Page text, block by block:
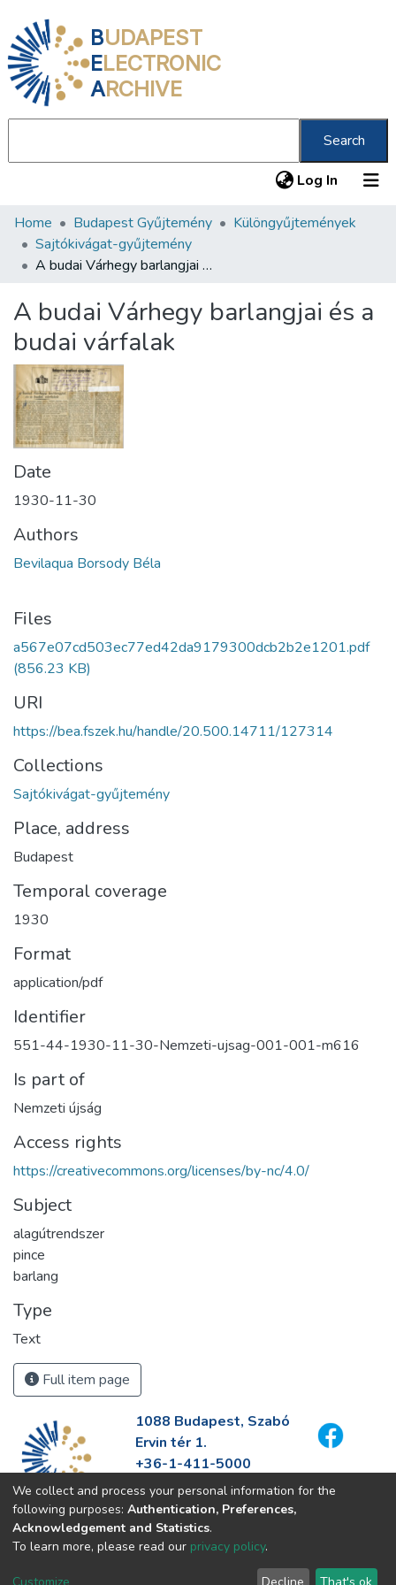
BUDAPEST
ELECTRONIC
ARCHIVE
Search
Log In (current)
Communities & Collections
All of DSpace
About us
Home Budapest Gyűjtemény
Különgyűjtemények
Sajtókivágat-gyűjtemény
A budai Várhegy barlangjai és a budai várfalak
A budai Várhegy barlangjai és a
budai várfalak
Date
1930-11-30
Authors
Bevilaqua Borsody Béla
Files
a567e07cd503ec77ed42da9179300dcb2b2e1201.pdf
(856.23 KB)
URI
https://bea.fszek.hu/handle/20.500.14711/127314
Collections
Sajtókivágat-gyűjtemény
Place, address
Budapest
Temporal coverage
1930
Format
application/pdf
Identifier
551-44-1930-11-30-Nemzeti-ujsag-001-001-m616
Is part of
Nemzeti újság
Access rights
https://creativecommons.org/licenses/by-nc/4.0/
Subject
alagútrendszer
pince
barlang
Type
Text
Full item page
1088 Budapest, Szabó
Ervin tér 1.
+36-1-411-5000
info@fszek.hu
https://fszek.hu
We collect and process your personal information for the
following purposes: Authentication, Preferences,
Acknowledgement and Statistics.
To learn more, please read our privacy policy.